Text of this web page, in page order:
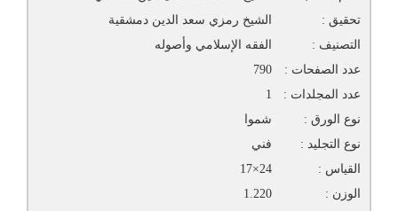
تحقيق :
الشيخ رمزي سعد الدين دمشقية
التصنيف :
الفقه الإسلامي وأصوله
عدد الصفحات :
790
عدد المجلدات :
1
نوع الورق :
شموا
نوع التجليد :
فني
القياس :
24×17
الوزن :
1.220